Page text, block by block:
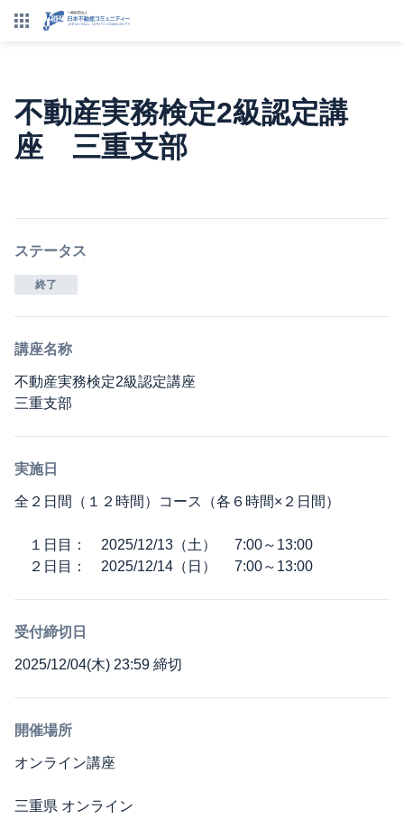
不動産実務検定2級認定講
座 三重支部
ステータス
終了
講座名称
不動産実務検定2級認定講座
三重支部
実施日
全２日間（１２時間）コース（各６時間×２日間）
１日目： 2025/12/13（土） 7:00～13:00
２日目： 2025/12/14（日） 7:00～13:00
受付締切日
2025/12/04(木) 23:59 締切
開催場所
オンライン講座
三重県 オンライン